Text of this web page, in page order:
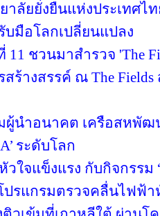
าลัยยั่งยืนแห่งประเทศ
มือโลกเปลี่ยนแปลง
11 ชวนมาสำรวจ 'The
ร้างสรรค์ ณ The
ผู้นำอนาคต เครือสหพั
ระดับโลก
ใจแข็งแรง กับกิจกรรม
ปรแกรมตรวจคลื่นไฟฟ้า